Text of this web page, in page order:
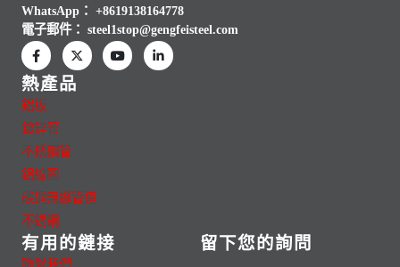
WhatsApp： +8619138164778
電子郵件： steel1stop@gengfeisteel.com
熱產品
鋁板
鍍鋅管
不銹鋼管
鋁線圈
碳鋼無縫管道
不銹鋼
有用的鏈接
聯繫我們
留下您的詢問